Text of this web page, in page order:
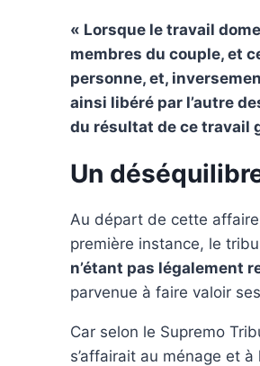
« Lorsque le travail
membres du couple, et
personne, et,
ainsi libéré par l’autre
du résultat de ce travail
Un
Au départ de cette
première instance, le
n’étant pas légalement
parvenue à faire valoir
Car selon le Supremo
s’affairait au ménage et à